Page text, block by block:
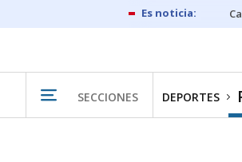
SECCIONES DEPORTES